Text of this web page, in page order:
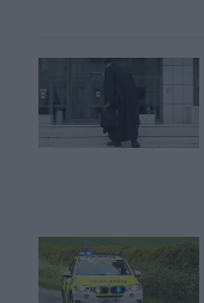
Συναγερμός σε
Βρετανία: Κατά